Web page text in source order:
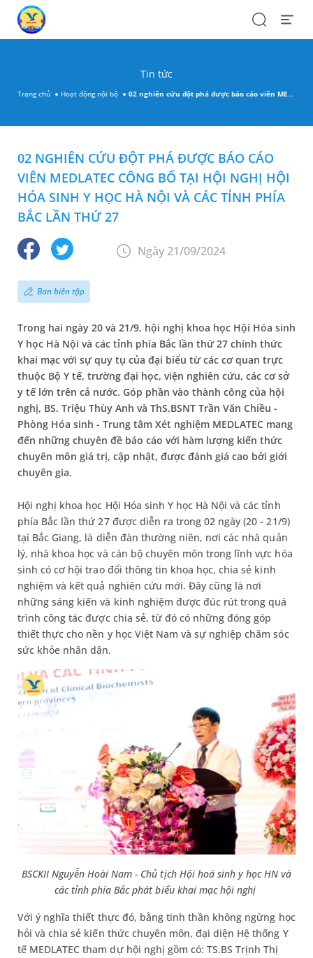
SearchOpen
Tin tức
Trang chủ Hoạt động nội bộ 02 nghiên cứu đột phá được báo cáo viên MEDLATEC công bố tại hội nghị Hội Hóa sinh Y học Hà Nội và các tỉnh phía Bắc lần thứ 27
02 NGHIÊN CỨU ĐỘT PHÁ ĐƯỢC BÁO CÁO
VIÊN MEDLATEC CÔNG BỐ TẠI HỘI NGHỊ HỘI
HÓA SINH Y HỌC HÀ NỘI VÀ CÁC TỈNH PHÍA
BẮC LẦN THỨ 27
Ngày 21/09/2024
Ban biên tập
Trong hai ngày 20 và 21/9, hội nghị khoa học Hội Hóa sinh
Y học Hà Nội và các tỉnh phía Bắc lần thứ 27 chính thức
khai mạc với sự quy tụ của đại biểu từ các cơ quan trực
thuộc Bộ Y tế, trường đại học, viện nghiên cứu, các cơ sở
y tế lớn trên cả nước. Góp phần vào thành công của hội
nghị, BS. Triệu Thùy Anh và ThS.BSNT Trần Văn Chiều -
Phòng Hóa sinh - Trung tâm Xét nghiệm MEDLATEC mang
đến những chuyên đề báo cáo với hàm lượng kiến thức
chuyên môn giá trị, cập nhật, được đánh giá cao bởi giới
chuyên gia.
Hội nghị khoa học Hội Hóa sinh Y học Hà Nội và các tỉnh
phía Bắc lần thứ 27 được diễn ra trong 02 ngày (20 - 21/9)
tại Bắc Giang, là diễn đàn thường niên, nơi các nhà quản
lý, nhà khoa học và cán bộ chuyên môn trong lĩnh vực hóa
sinh có cơ hội trao đổi thông tin khoa học, chia sẻ kinh
nghiệm và kết quả nghiên cứu mới. Đây cũng là nơi
những sáng kiến và kinh nghiệm được đúc rút trong quá
trình công tác được chia sẻ, từ đó có những đóng góp
thiết thực cho nền y học Việt Nam và sự nghiệp chăm sóc
sức khỏe nhân dân.
BSCKII Nguyễn Hoài Nam - Chủ tịch Hội hoá sinh y học HN và
các tỉnh phía Bắc phát biểu khai mạc hội nghị
Với ý nghĩa thiết thực đó, bằng tinh thần không ngừng học
hỏi và chia sẻ kiến thức chuyên môn, đại diện Hệ thống Y
tế MEDLATEC tham dự hội nghị gồm có: TS.BS Trịnh Thị